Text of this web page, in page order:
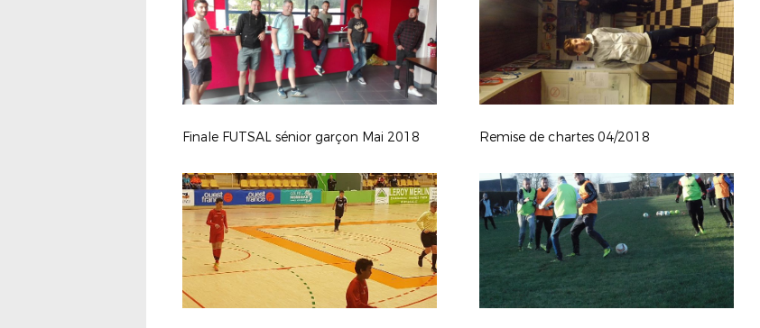
Finale FUTSAL sénior garçon Mai 2018 Remise de chartes 04/2018